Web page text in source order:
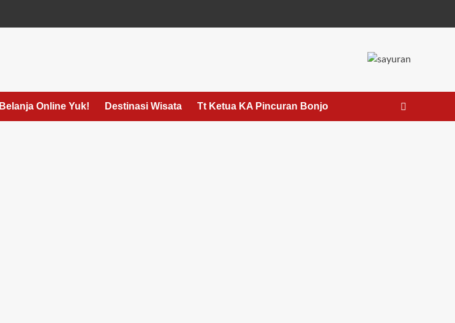
Belanja Online Yuk! Destinasi Wisata Tt Ketua KA Pincuran Bonjo